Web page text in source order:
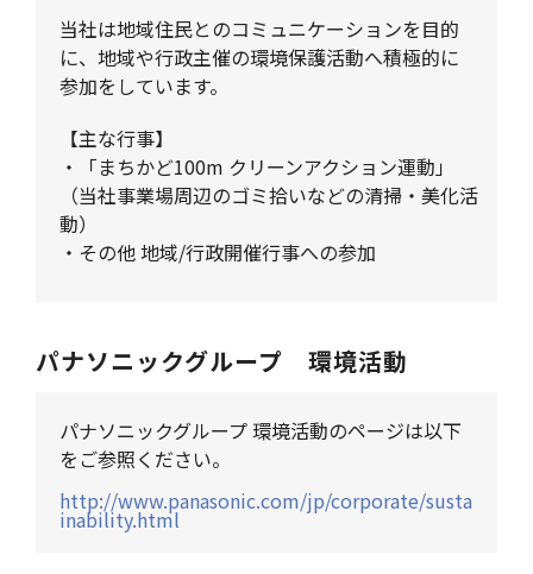
当社は地域住民とのコミュニケーションを目的
に、地域や行政主催の環境保護活動へ積極的に
参加をしています。
【主な行事】
・「まちかど100m クリーンアクション運動」
（当社事業場周辺のゴミ拾いなどの清掃・美化活
動）
・その他 地域/行政開催行事への参加
パナソニックグループ 環境活動
パナソニックグループ 環境活動のページは以下
をご参照ください。
http://www.panasonic.com/jp/corporate/susta
inability.html